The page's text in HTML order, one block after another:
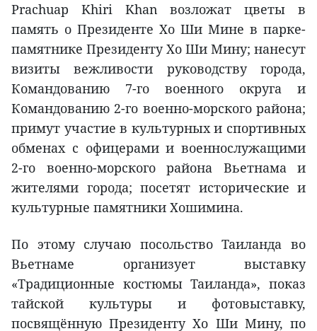
Prachuap Khiri Khan возложат цветы в
память о Президенте Хо Ши Мине в парке-
памятнике Президенту Хо Ши Мину; нанесут
визиты вежливости руководству города,
Командованию 7-го военного округа и
Командованию 2-го военно-морского района;
примут участие в культурных и спортивных
обменах с офицерами и военнослужащими
2-го военно-морского района Вьетнама и
жителями города; посетят исторические и
культурные памятники Хошимина.
По этому случаю посольство Таиланда во
Вьетнаме организует выставку
«Традиционные костюмы Таиланда», показ
тайской культуры и фотовыставку,
посвящённую Президенту Хо Ши Мину, по